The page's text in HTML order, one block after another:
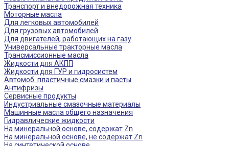
Транспорт и внедорожная техника
Моторные масла
Для легковых автомобилей
Для грузовых автомобилей
Для двигателей, работающих на газу
Универсальные тракторные масла
Трансмиссионные масла
Жидкости для АКПП
Жидкости для ГУР и гидросистем
Автомоб. пластичные смазки и пасты
Антифризы
Сервисные продукты
Индустриальные смазочные материалы
Машинные масла общего назначения
Гидравлические жидкости
На минеральной основе, содержат Zn
На минеральной основе, не содержат Zn